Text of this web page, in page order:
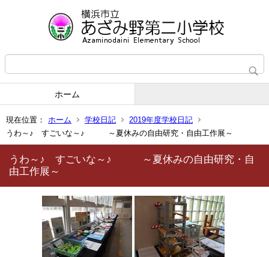
ホーム
現在位置： ホーム 学校日記
2019年度学校日記
うわ～♪ すごいな～♪ ～夏休みの自由研究・自由工作展～
うわ～♪ すごいな～♪ ～夏休みの自由研究・自
由工作展～